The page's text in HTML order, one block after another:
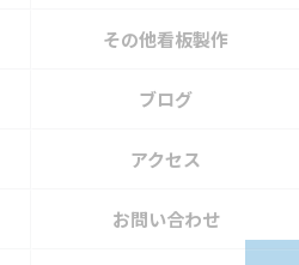
その他看板製作
ブログ
アクセス
お問い合わせ